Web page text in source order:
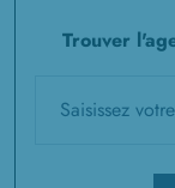
Trouver